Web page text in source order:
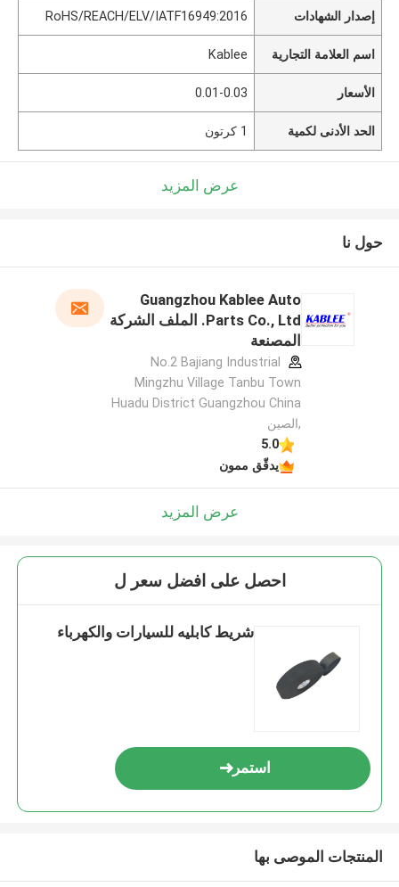
إصدار الشهادات RoHS/REACH/ELV/IATF16949:2016
اسم العلامة التجارية Kablee
الأسعار 0.01-0.03
الحد الأدنى لكمية 1 كرتون
عرض المزيد
حول نا
Guangzhou Kablee Auto
Parts Co., Ltd. الملف الشركة
المصنعة
No.2 Bajiang Industrial
Mingzhu Village Tanbu Town
Huadu District Guangzhou China
,الصين
5.0
يدقّق ممون
عرض المزيد
احصل على افضل سعر ل
شريط كابليه للسيارات والكهرباء
استمر
المنتجات الموصى بها